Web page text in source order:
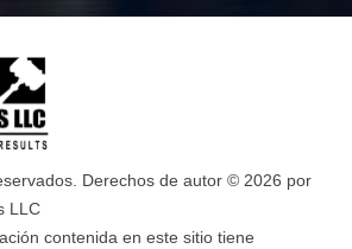
Derechos de autor © 2026 por
LLC
contenida en este sitio tiene